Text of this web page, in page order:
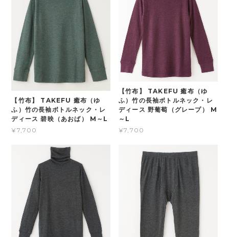
【竹布】 TAKEFU 癒布（ゆ
ふ）竹の長袖ボトルネック・レ
ディース 碧映（あおば） M～L
¥7,700
【竹布】 TAKEFU 癒布（ゆ
ふ）竹の長袖ボトルネック・レ
ディース 野葡萄（グレープ） M
～L
¥7,700